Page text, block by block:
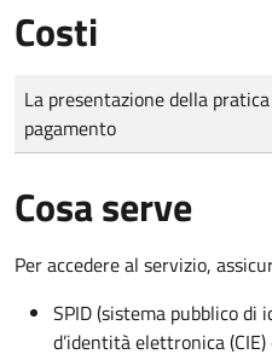
Costi
Tipo di pagamento
Importo
La presentazione della
pagamento
Cosa serve
Per accedere al servizio,
SPID (sistema pubblico
d’identità elettronica